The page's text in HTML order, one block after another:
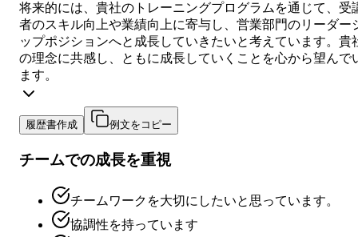
将来的には、貴社のトレーニングプログラムを通じて、受
者のスキル向上や業績向上に寄与し、営業部門のリーダー
ップポジションへと成長していきたいと考えています。貴
の理念に共感し、ともに成長していくことを心から望んで
ます。
履歴書作成 例文をコピー
チームでの成長を重視
チームワークを大切にしたいと思っています。
協調性を持っています